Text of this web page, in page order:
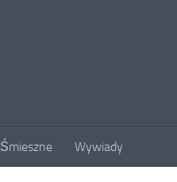
Śmieszne Wywiady